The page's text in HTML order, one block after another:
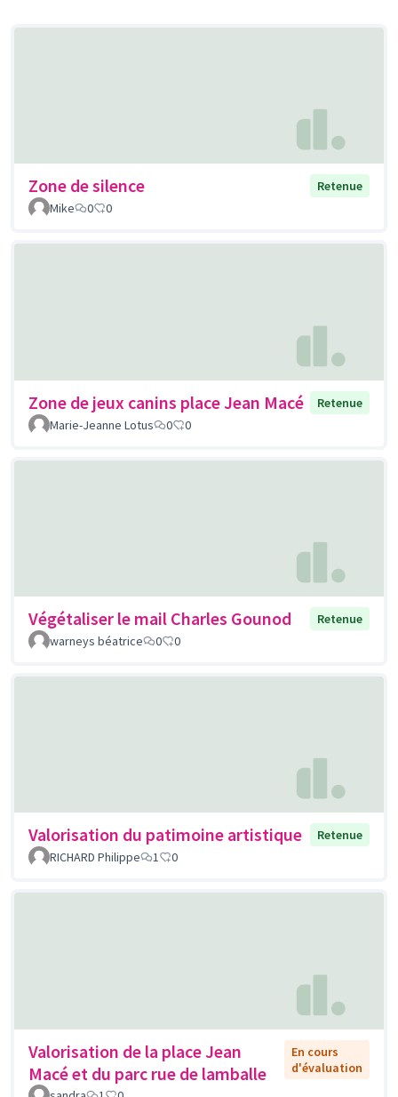
Zone de silence
Retenue
Mike
0 0
Zone de jeux canins place Jean Macé
Retenue
Marie-Jeanne Lotus
0 0
Végétaliser le mail Charles Gounod
Retenue
warneys béatrice
0 0
Valorisation du patimoine artistique
Retenue
RICHARD Philippe
1 0
Valorisation de la place Jean
Macé et du parc rue de lamballe
En cours
d'évaluation